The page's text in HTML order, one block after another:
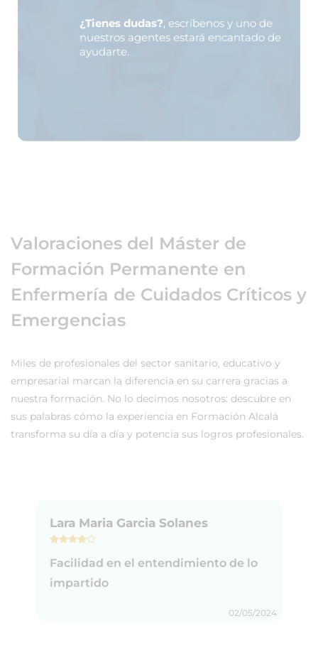
¿Tienes dudas?, escríbenos y uno de
nuestros agentes estará encantado de
ayudarte.
Valoraciones del Máster de
Formación Permanente en
Enfermería de Cuidados Críticos y
Emergencias
Miles de profesionales del sector sanitario, educativo y
empresarial marcan la diferencia en su carrera gracias a
nuestra formación. No lo decimos nosotros: descubre en
sus palabras cómo la experiencia en Formación Alcalá
transforma su día a día y potencia sus logros profesionales.
Lara Maria Garcia Solanes
Facilidad en el entendimiento de lo
impartido
02/05/2024